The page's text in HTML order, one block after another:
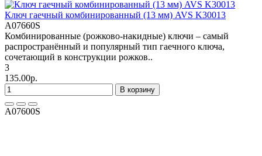
Ключ гаечный комбинированный (13 мм) AVS K30013
A07660S
Комбинированные (рожково-накидные) ключи – самый
распространённый и популярный тип гаечного ключа,
сочетающий в конструкции рожков..
3
135.00р.
В корзину
A07600S